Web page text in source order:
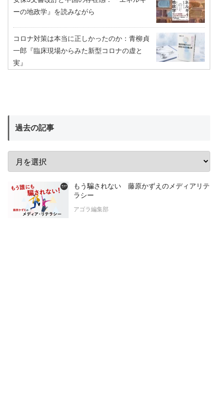
ーの地政学』を読みながら
コロナ対策は本当に正しかったのか：青柳貞
一郎『臨床現場からみた新型コロナの虚と
実』
過去の記事
もう騙されない 藤原かずえのメディアリテ
ラシー
アゴラ編集部